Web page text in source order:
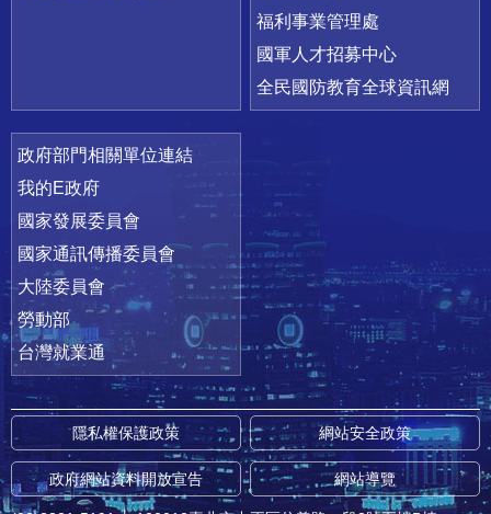
福利事業管理處
國軍人才招募中心
全民國防教育全球資訊網
政府部門相關單位連結
我的E政府
國家發展委員會
國家通訊傳播委員會
大陸委員會
勞動部
台灣就業通
隱私權保護政策 網站安全政策
政府網站資料開放宣告 網站導覽